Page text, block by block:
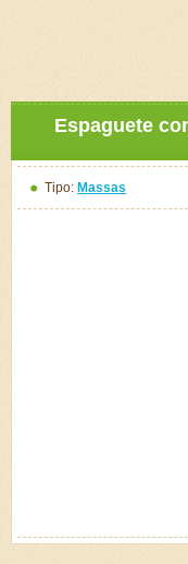
Espaguete
Tipo: Massas